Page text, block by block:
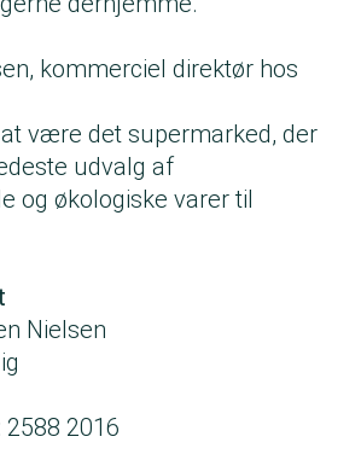
kommerciel direktør hos
at være det supermarked, der
udvalg af
og økologiske varer til
Nielsen
2588 2016